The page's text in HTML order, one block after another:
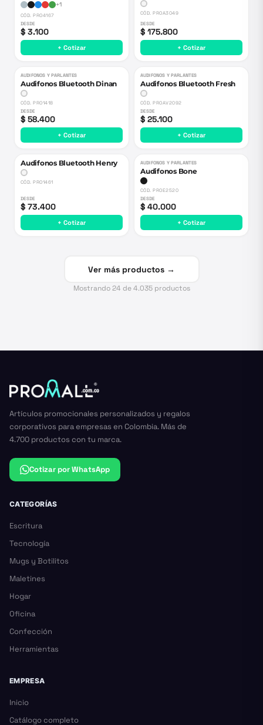
+1
CÓD.PRO4167
DESDE
$ 3.100
+ Cotizar
CÓD.PROA3049
DESDE
$ 175.800
+ Cotizar
AUDIFONOS Y PARLANTES
Audifonos Bluetooth Dinan
CÓD.PRO1418
DESDE
$ 58.400
+ Cotizar
AUDIFONOS Y PARLANTES
Audifonos Bluetooth Fresh
CÓD.PROAV2092
DESDE
$ 25.100
+ Cotizar
Audifonos Bluetooth Henry
CÓD.PRO1461
DESDE
$ 73.400
+ Cotizar
AUDIFONOS Y PARLANTES
Audifonos Bone
CÓD.PROE2520
DESDE
$ 40.000
+ Cotizar
Ver más productos →
Mostrando24 de4.035productos
Artículos promocionales personalizados y regalos
corporativos para empresas en Colombia. Más de
4.700 productos con tu marca.
Cotizar por WhatsApp
CATEGORÍAS
Escritura
Tecnología
Mugs y Botilitos
Maletines
Hogar
Oficina
Confección
Herramientas
EMPRESA
Inicio
Catálogo completo